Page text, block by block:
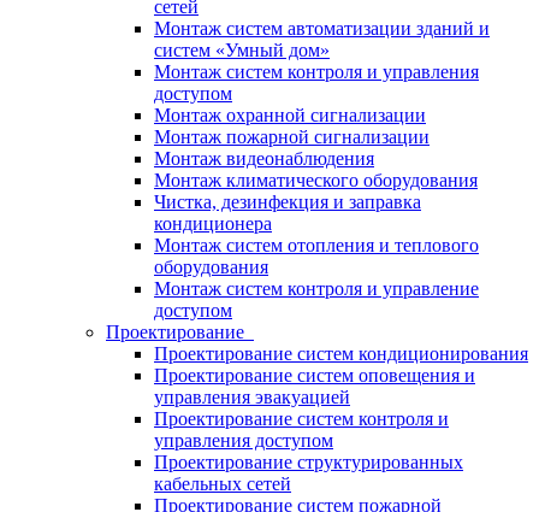
сетей
Монтаж систем автоматизации зданий и
систем «Умный дом»
Монтаж систем контроля и управления
доступом
Монтаж охранной сигнализации
Монтаж пожарной сигнализации
Монтаж видеонаблюдения
Монтаж климатического оборудования
Чистка, дезинфекция и заправка
кондиционера
Монтаж систем отопления и теплового
оборудования
Монтаж систем контроля и управление
доступом
Проектирование
Проектирование систем кондиционирования
Проектирование систем оповещения и
управления эвакуацией
Проектирование систем контроля и
управления доступом
Проектирование структурированных
кабельных сетей
Проектирование систем пожарной